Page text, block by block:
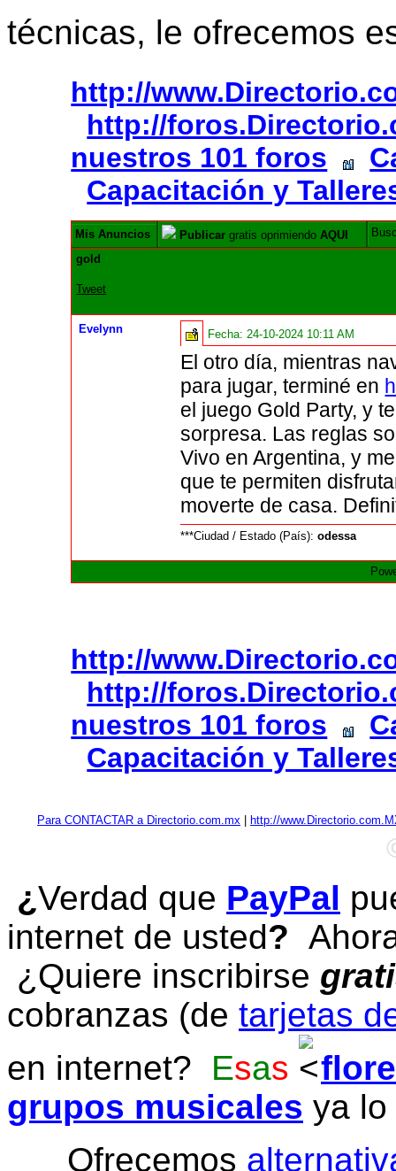
técnicas, le ofrecemos
http://
http://
nuestros 101 foros
Capacitación y
Mis Anuncios Publicar gratis oprimiendoAQUI
gold
Tweet
Evelynn Fecha:24-10-2024 10:11 AM
El otro día, mientras
para jugar, terminé en
el juego Gold Party, y
sorpresa. Las reglas
Vivo en Argentina, y
que te permiten
moverte de casa.
***Ciudad / Estado (País):odessa
http://
http://
nuestros 101 foros
Capacitación y
Para CONTACTAR a Directorio.com.mx http://
¿Verdad que PayPal
internet de usted?
¿Quiere inscribirse
cobranzas (de tarjetas
en internet? Esas
grupos musicales ya
Ofrecemos